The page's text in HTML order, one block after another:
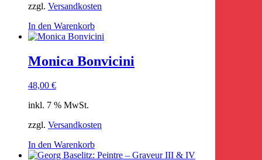
zzgl. Versandkosten
In den Warenkorb
Monica Bonvicini
48,00 €
inkl. 7 % MwSt.
zzgl. Versandkosten
In den Warenkorb